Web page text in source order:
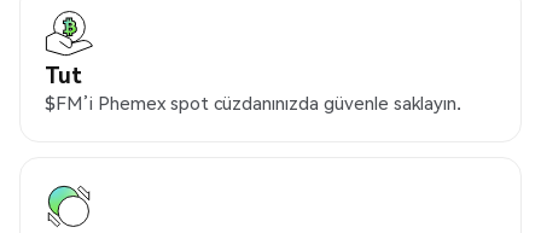
Tut
$FM’i Phemex spot cüzdanınızda güvenle saklayın.